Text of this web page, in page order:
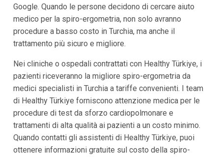
Google. Quando le persone decidono di cercare aiuto
medico per la spiro-ergometria, non solo avranno
procedure a basso costo in Turchia, ma anche il
trattamento più sicuro e migliore.
Nei cliniche o ospedali contrattati con Healthy Türkiye, i
pazienti riceveranno la migliore spiro-ergometria da
medici specialisti in Turchia a tariffe convenienti. I team
di Healthy Türkiye forniscono attenzione medica per le
procedure di test da sforzo cardiopolmonare e
trattamenti di alta qualità ai pazienti a un costo minimo.
Quando contatti gli assistenti di Healthy Türkiye, puoi
ottenere informazioni gratuite sul costo della spiro-